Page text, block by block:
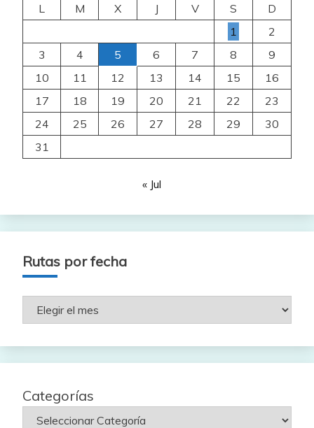
L
M X J V S
D
1
2
3
4 5 6 7 8
9
10
11 12 13 14 15
16
17
18 19 20 21 22
23
24
25 26 27 28 29
30
31
« Jul
Rutas por fecha
Rutas
Categorías